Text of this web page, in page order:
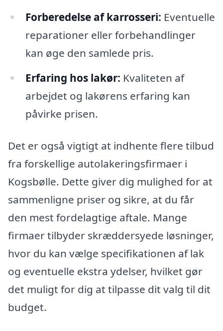
Forberedelse af karrosseri: Eventuelle
reparationer eller forbehandlinger
kan øge den samlede pris.
Erfaring hos lakør: Kvaliteten af
arbejdet og lakørens erfaring kan
påvirke prisen.
Det er også vigtigt at indhente flere tilbud
fra forskellige autolakeringsfirmaer i
Kogsbølle. Dette giver dig mulighed for at
sammenligne priser og sikre, at du får
den mest fordelagtige aftale. Mange
firmaer tilbyder skræddersyede løsninger,
hvor du kan vælge specifikationen af lak
og eventuelle ekstra ydelser, hvilket gør
det muligt for dig at tilpasse dit valg til dit
budget.